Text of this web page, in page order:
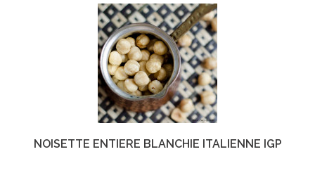
NOISETTE ENTIÈRE BLANCHIE ITALIENNE IGP